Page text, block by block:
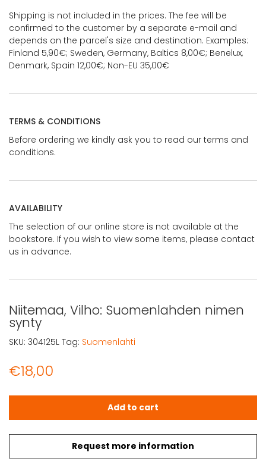
Shipping is not included in the prices. The fee will be
confirmed to the customer by a separate e-mail and
depends on the parcel's size and destination. Examples:
Finland 5,90€; Sweden, Germany, Baltics 8,00€; Benelux,
Denmark, Spain 12,00€; Non-EU 35,00€
TERMS & CONDITIONS
Before ordering we kindly ask you to read our terms and
conditions.
AVAILABILITY
The selection of our online store is not available at the
bookstore. If you wish to view some items, please contact
us in advance.
Niitemaa, Vilho: Suomenlahden nimen
synty
€18,00
Request more information
Niitemaa, Vilho: Suomenlahden nimen synty quantity
Add to cart
SKU: 304125L Tag: Suomenlahti